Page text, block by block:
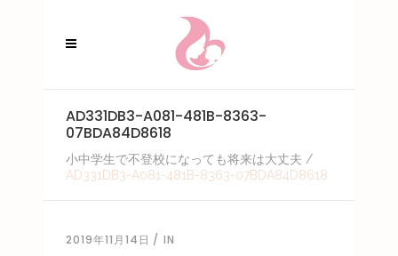
AD331DB3-A081-481B-8363-
07BDA84D8618
小中学生で不登校になっても将来は大丈夫 /
AD331DB3-A081-481B-8363-07BDA84D8618
2019年11月14日 IN